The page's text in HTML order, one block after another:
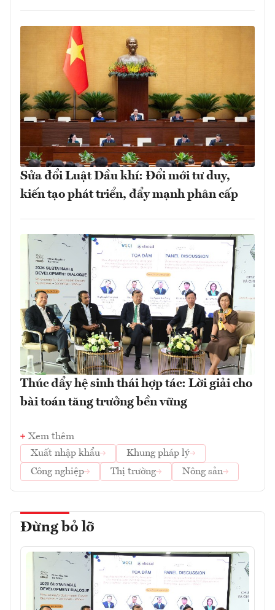
Sửa đổi Luật Dầu khí: Đổi mới tư duy,
kiến tạo phát triển, đẩy mạnh phân cấp
Thúc đẩy hệ sinh thái hợp tác: Lời giải cho
bài toán tăng trưởng bền vững
Xem thêm
Xuất nhập khẩu
Khung pháp lý
Công nghiệp
Thị trường Nông sản
Đừng bỏ lỡ